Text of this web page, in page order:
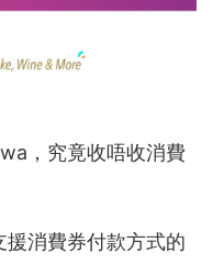
，究竟收唔收消費
消費券付款方式的